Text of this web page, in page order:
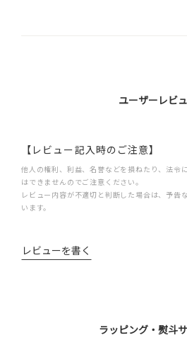
ユーザーレビ
【レビュー記入時のご注意】
他人の権利、利益、名誉などを損ねたり、法令
はできませんのでご注意ください。
レビュー内容が不適切と判断した場合は、予告
います。
レビューを書く
ラッピング・熨斗